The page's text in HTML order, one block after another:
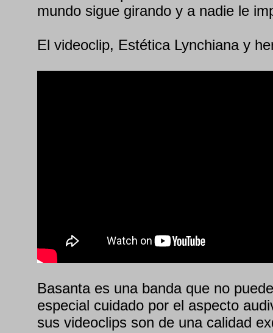
mundo sigue girando y a nadie le
El videoclip, Estética Lynchiana y
Basanta es una banda que no
especial cuidado por el aspecto
sus videoclips son de una calidad